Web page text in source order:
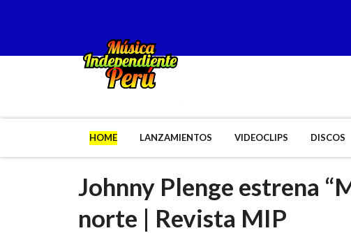
HOME LANZAMIENTOS VIDEOCLIPS DISCOS
Johnny Plenge estrena
norte | Revista MIP